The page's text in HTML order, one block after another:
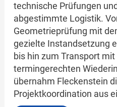
technische Prüfungen
abgestimmte Logistik.
Geometrieprüfung mit
gezielte Instandsetzung
bis hin zum Transport
termingerechten
übernahm Fleckenstein
Projektkoordination aus